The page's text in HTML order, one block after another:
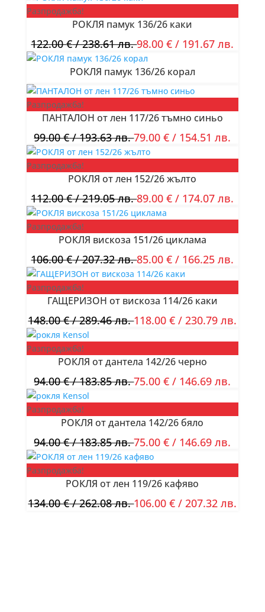
Разпродажба!
РОКЛЯ памук 136/26 каки
122.00€/ 238.61 лв.98.00€ / 191.67 лв.
РОКЛЯ памук 136/26 корал
Разпродажба!
ПАНТАЛОН от лен 117/26 тъмно синьо
99.00€/ 193.63 лв.79.00€ / 154.51 лв.
Разпродажба!
РОКЛЯ от лен 152/26 жълто
112.00€/ 219.05 лв.89.00€ / 174.07 лв.
Разпродажба!
РОКЛЯ вискоза 151/26 циклама
106.00€/ 207.32 лв.85.00€ / 166.25 лв.
Разпродажба!
ГАЩЕРИЗОН от вискоза 114/26 каки
148.00€/ 289.46 лв.118.00€ / 230.79 лв.
Разпродажба!
РОКЛЯ от дантела 142/26 черно
94.00€/ 183.85 лв.75.00€ / 146.69 лв.
Разпродажба!
РОКЛЯ от дантела 142/26 бяло
94.00€/ 183.85 лв.75.00€ / 146.69 лв.
Разпродажба!
РОКЛЯ от лен 119/26 кафяво
134.00€/ 262.08 лв.106.00€ / 207.32 лв.